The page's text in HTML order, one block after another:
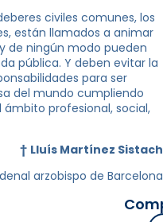
civiles comunes, los
están llamados a animar
de ningún modo pueden
pública. Y deben evitar la
para ser
del mundo cumpliendo
ámbito profesional, social,
† Lluís Martínez Sistach
arzobispo de Barcelona